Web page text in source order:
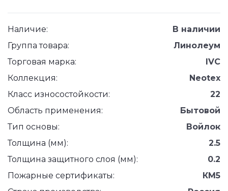
Наличие:
В наличии
Группа товара:
Линолеум
Торговая марка:
IVC
Коллекция:
Neotex
Класс износостойкости:
22
Область применения:
Бытовой
Тип основы:
Войлок
Толщина (мм):
2.5
Толщина защитного слоя (мм):
0.2
Пожарные сертификаты:
КМ5